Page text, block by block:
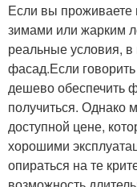
Если вы проживаете
зимами или жарким
реальные условия, в
фасад.Если
дешево обеспечить
получиться. Однако
доступной цене,
хорошими
опираться на те